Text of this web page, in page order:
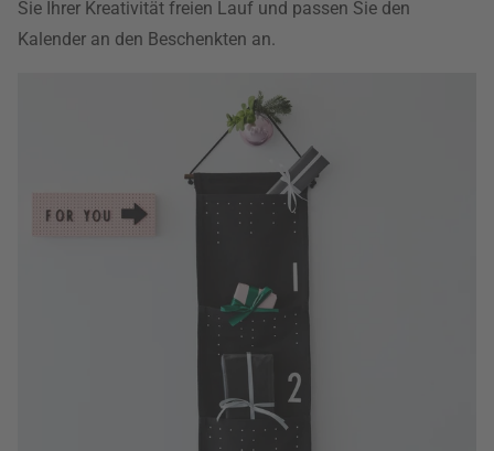
Sie Ihrer Kreativität freien Lauf und passen Sie den
Kalender an den Beschenkten an.